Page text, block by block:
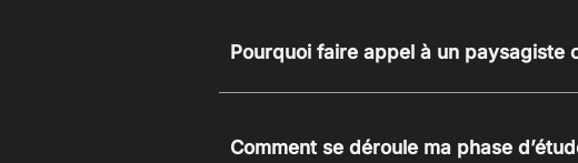
Pourquoi faire appel à un
Comment se déroule ma phase